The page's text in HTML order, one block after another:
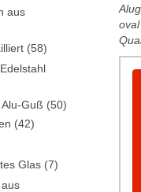
aus
(58)
Guß (50)
(42)
Glas (7)